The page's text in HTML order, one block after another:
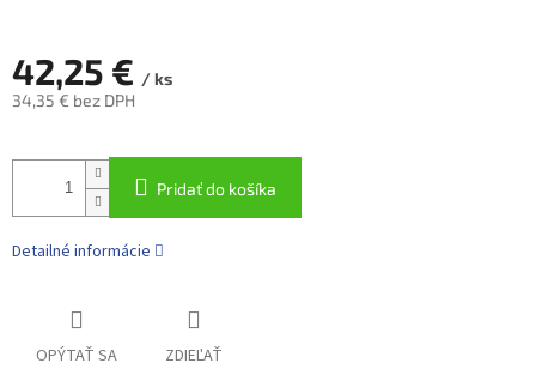
42,25 € / ks
34,35 € bez DPH
cena:
Pridať do košíka
Detailné informácie
OPÝTAŤ SA ZDIEĽAŤ